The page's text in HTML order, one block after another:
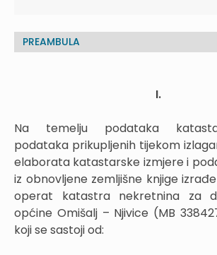
PREAMBULA
I.
Na temelju podataka
podataka prikupljenih tijekom
elaborata katastarske izmjere i
iz obnovljene zemljišne knjige
operat katastra nekretnina za
općine Omišalj – Njivice (MB
koji se sastoji od: